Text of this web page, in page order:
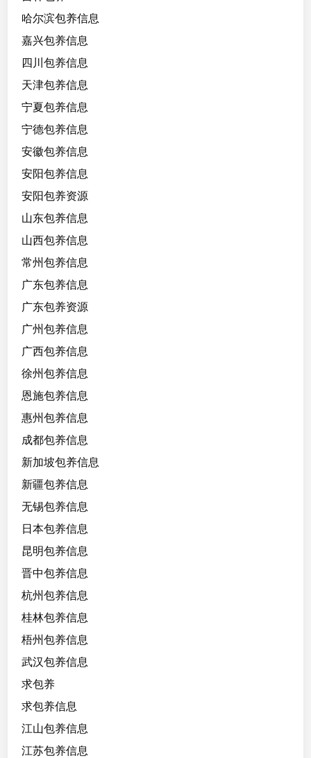
哈尔滨包养信息
嘉兴包养信息
四川包养信息
天津包养信息
宁夏包养信息
宁德包养信息
安徽包养信息
安阳包养信息
安阳包养资源
山东包养信息
山西包养信息
常州包养信息
广东包养信息
广东包养资源
广州包养信息
广西包养信息
徐州包养信息
恩施包养信息
惠州包养信息
成都包养信息
新加坡包养信息
新疆包养信息
无锡包养信息
日本包养信息
昆明包养信息
晋中包养信息
杭州包养信息
桂林包养信息
梧州包养信息
武汉包养信息
求包养
求包养信息
江山包养信息
江苏包养信息